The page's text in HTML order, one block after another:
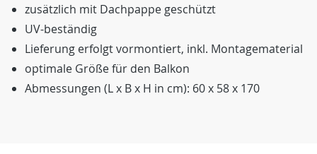
zusätzlich mit Dachpappe geschützt
UV-beständig
Lieferung erfolgt vormontiert, inkl. Montagematerial
optimale Größe für den Balkon
Abmessungen (L x B x H in cm): 60 x 58 x 170